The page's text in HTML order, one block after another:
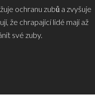
ochranu zubů a zvyšuje
že chrapající lidé mají až
své zuby.